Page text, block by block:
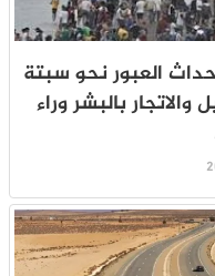
العبور نحو سبتة
بالبشر وراء